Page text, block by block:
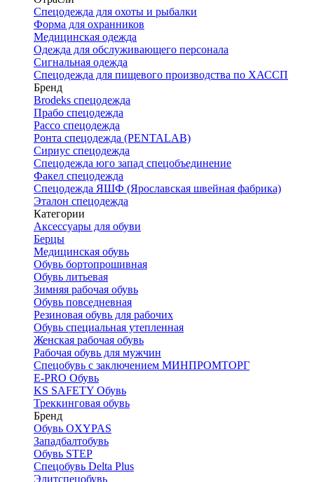
Спецодежда для охоты и рыбалки
Форма для охранников
Медицинская одежда
Одежда для обслуживающего персонала
Сигнальная одежда
Спецодежда для пищевого производства по ХАССП
Бренд
Brodeks спецодежда
Прабо спецодежда
Рассо спецодежда
Ронта спецодежда (PENTALAB)
Сириус спецодежда
Спецодежда юго запад спецобъединение
Факел спецодежда
Спецодежда ЯШФ (Ярославская швейная фабрика)
Эталон спецодежда
Категории
Аксессуары для обуви
Берцы
Медицинская обувь
Обувь бортопрошивная
Обувь литьевая
Зимняя рабочая обувь
Обувь повседневная
Резиновая обувь для рабочих
Обувь специальная утепленная
Женская рабочая обувь
Рабочая обувь для мужчин
Спецобувь с заключением МИНПРОМТОРГ
E-PRO Обувь
KS SAFETY Обувь
Треккинговая обувь
Бренд
Обувь OXYPAS
Западбалтобувь
Обувь STEP
Спецобувь Delta Plus
Элитспецобувь